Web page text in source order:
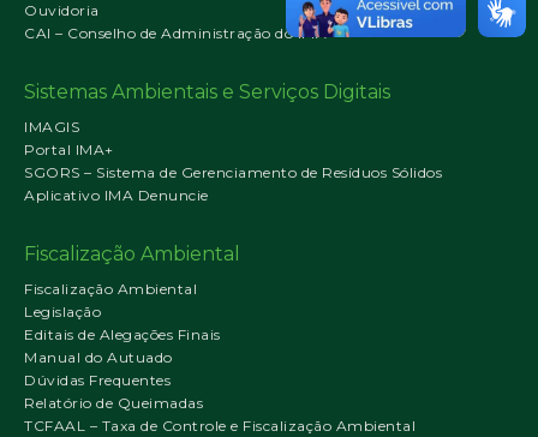
Ouvidoria
CAI – Conselho de Administração do IMA
Sistemas Ambientais e Serviços Digitais
IMAGIS
Portal IMA+
SGORS – Sistema de Gerenciamento de Resíduos Sólidos
Aplicativo IMA Denuncie
Fiscalização Ambiental
Fiscalização Ambiental
Legislação
Editais de Alegações Finais
Manual do Autuado
Dúvidas Frequentes
Relatório de Queimadas
TCFAAL – Taxa de Controle e Fiscalização Ambiental